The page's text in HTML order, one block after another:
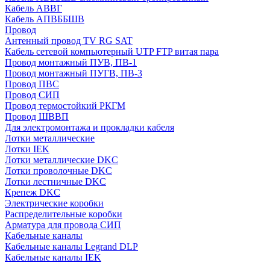
Кабель АВВГ
Кабель АПВББШВ
Провод
Антенный провод TV RG SAT
Кабель сетевой компьютерный UTP FTP витая пара
Провод монтажный ПУВ, ПВ-1
Провод монтажный ПУГВ, ПВ-3
Провод ПВС
Провод СИП
Провод термостойкий РКГМ
Провод ШВВП
Для электромонтажа и прокладки кабеля
Лотки металлические
Лотки IEK
Лотки металлические DKC
Лотки проволочные DKC
Лотки лестничные DKC
Крепеж DKC
Электрические коробки
Распределительные коробки
Арматура для провода СИП
Кабельные каналы
Кабельные каналы Legrand DLP
Кабельные каналы IEK